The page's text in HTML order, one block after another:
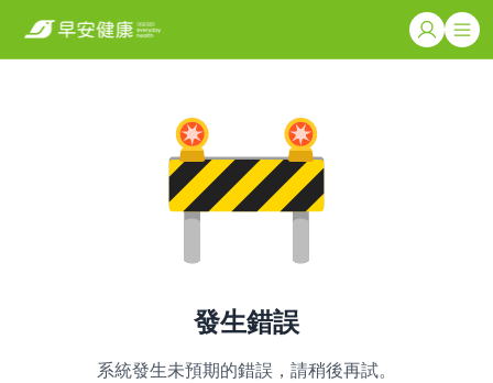
發生錯誤
系統發生未預期的錯誤，請稍後再試。